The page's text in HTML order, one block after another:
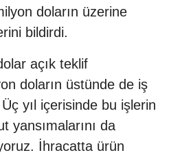
doların üzerine
bildirdi.
açık teklif
doların üstünde de iş
yıl içerisinde bu işlerin
yansımalarını da
İhracatta ürün